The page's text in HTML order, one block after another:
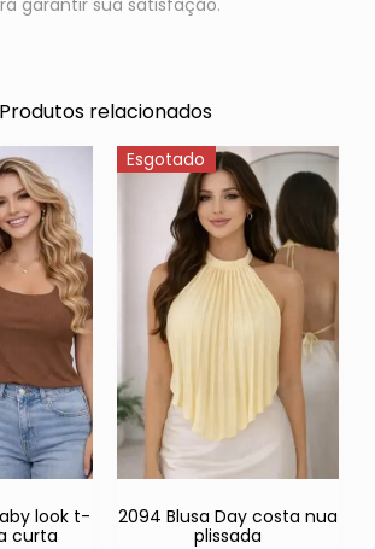
garantir sua satisfação.
Produtos relacionados
look t-
curta
Esgotado
2094 Blusa Day costa nua
plissada